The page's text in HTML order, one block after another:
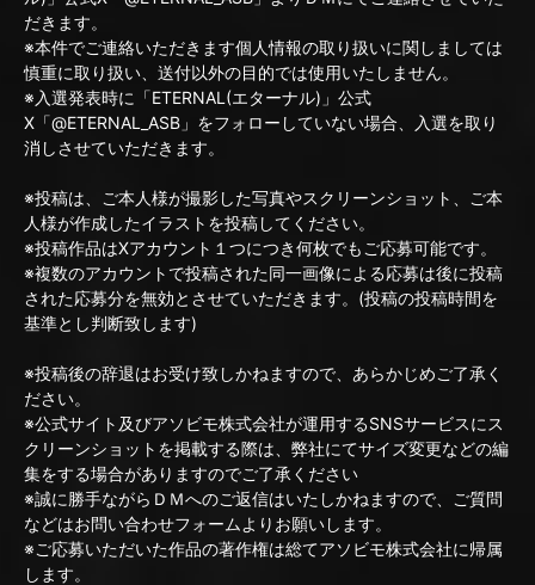
だきます。
※本件でご連絡いただきます個人情報の取り扱いに関しましては
慎重に取り扱い、送付以外の目的では使用いたしません。
※入選発表時に「ETERNAL(エターナル)」公式
X「@ETERNAL_ASB」をフォローしていない場合、入選を取り
消しさせていただきます。
※投稿は、ご本人様が撮影した写真やスクリーンショット、ご本
人様が作成したイラストを投稿してください。
※投稿作品はXアカウント１つにつき何枚でもご応募可能です。
※複数のアカウントで投稿された同一画像による応募は後に投稿
された応募分を無効とさせていただきます。(投稿の投稿時間を
基準とし判断致します)
※投稿後の辞退はお受け致しかねますので、あらかじめご了承く
ださい。
※公式サイト及びアソビモ株式会社が運用するSNSサービスにス
クリーンショットを掲載する際は、弊社にてサイズ変更などの編
集をする場合がありますのでご了承ください
※誠に勝手ながらＤＭへのご返信はいたしかねますので、ご質問
などはお問い合わせフォームよりお願いします。
※ご応募いただいた作品の著作権は総てアソビモ株式会社に帰属
します。